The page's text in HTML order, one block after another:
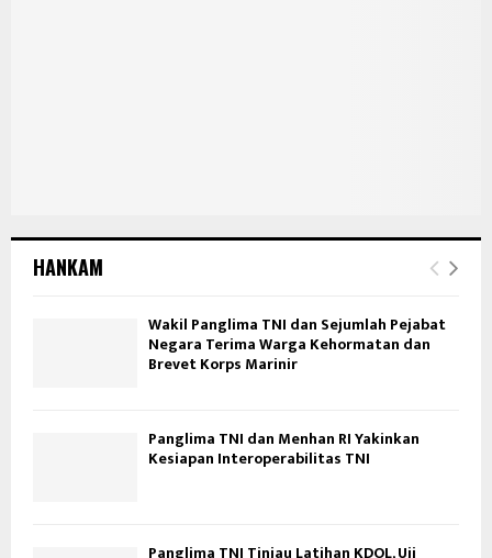
HANKAM
Wakil Panglima TNI dan Sejumlah Pejabat
Negara Terima Warga Kehormatan dan
Brevet Korps Marinir
Panglima TNI dan Menhan RI Yakinkan
Kesiapan Interoperabilitas TNI